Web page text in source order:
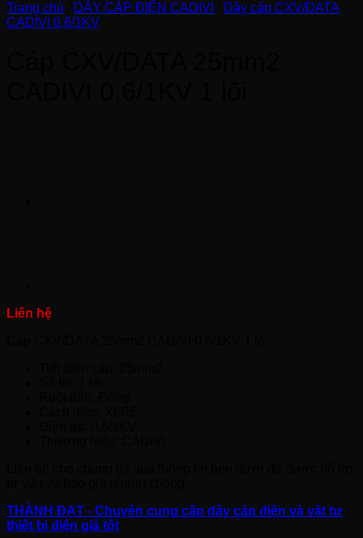
Trang chủ DÂY CÁP ĐIỆN CADIVI
Dây cáp CXV/DATA
CADIVI 0,6/1KV
THÀNH ĐẠT - Chuyên cung cấp dây cáp điện và vật tư
thiết bị điện giá tốt